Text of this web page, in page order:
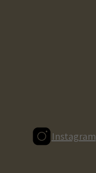
Instagram